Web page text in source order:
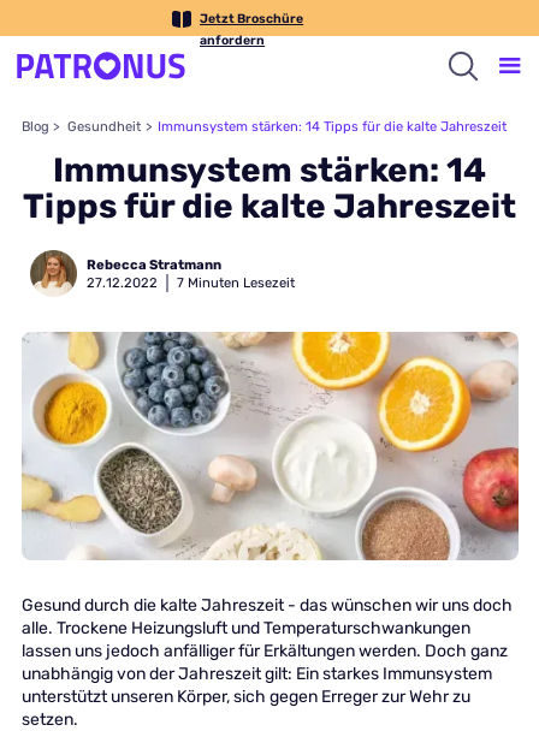
Jetzt Broschüre
anfordern
Blog > Gesundheit > Immunsystem stärken: 14 Tipps für die kalte Jahreszeit
Immunsystem stärken: 14
Tipps für die kalte Jahreszeit
Rebecca Stratmann
27.12.2022 7Minuten Lesezeit
Gesund durch die kalte Jahreszeit - das wünschen wir uns doch
alle. Trockene Heizungsluft und Temperaturschwankungen
lassen uns jedoch anfälliger für Erkältungen werden. Doch ganz
unabhängig von der Jahreszeit gilt: Ein starkes Immunsystem
unterstützt unseren Körper, sich gegen Erreger zur Wehr zu
setzen.